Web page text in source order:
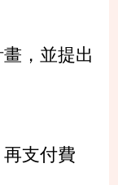
，並提出
支付費